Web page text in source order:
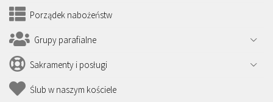
Porządek nabożeństw
Grupy parafialne
Sakramenty i posługi
Ślub w naszym kościele